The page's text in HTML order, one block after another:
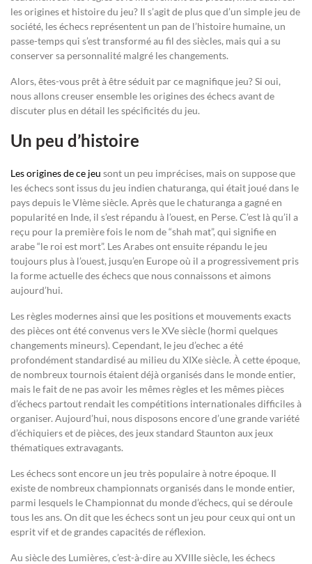
les origines et histoire du jeu? Il s’agit de plus que d’un simple jeu de
société, les échecs représentent un pan de l’histoire humaine, un
passe-temps qui s’est transformé au fil des siècles, mais qui a su
conserver sa personnalité malgré les changements.
Alors, êtes-vous prêt à être séduit par ce magnifique jeu? Si oui,
nous allons creuser ensemble les origines des échecs avant de
discuter plus en détail les spécificités du jeu.
Un peu d’histoire
Les origines de ce jeu sont un peu imprécises, mais on suppose que
les échecs sont issus du jeu indien chaturanga, qui était joué dans le
pays depuis le VIème siècle. Après que le chaturanga a gagné en
popularité en Inde, il s’est répandu à l’ouest, en Perse. C’est là qu’il a
reçu pour la première fois le nom de “shah mat”, qui signifie en
arabe “le roi est mort”. Les Arabes ont ensuite répandu le jeu
toujours plus à l’ouest, jusqu’en Europe où il a progressivement pris
la forme actuelle des échecs que nous connaissons et aimons
aujourd’hui.
Les règles modernes ainsi que les positions et mouvements exacts
des pièces ont été convenus vers le XVe siècle (hormi quelques
changements mineurs). Cependant, le jeu d’echec a été
profondément standardisé au milieu du XIXe siècle. À cette époque,
de nombreux tournois étaient déjà organisés dans le monde entier,
mais le fait de ne pas avoir les mêmes règles et les mêmes pièces
d’échecs partout rendait les compétitions internationales difficiles à
organiser. Aujourd’hui, nous disposons encore d’une grande variété
d’échiquiers et de pièces, des jeux standard Staunton aux jeux
thématiques extravagants.
Les échecs sont encore un jeu très populaire à notre époque. Il
existe de nombreux championnats organisés dans le monde entier,
parmi lesquels le Championnat du monde d’échecs, qui se déroule
tous les ans. On dit que les échecs sont un jeu pour ceux qui ont un
esprit vif et de grandes capacités de réflexion.
Au siècle des Lumières, c’est-à-dire au XVIIIe siècle, les échecs